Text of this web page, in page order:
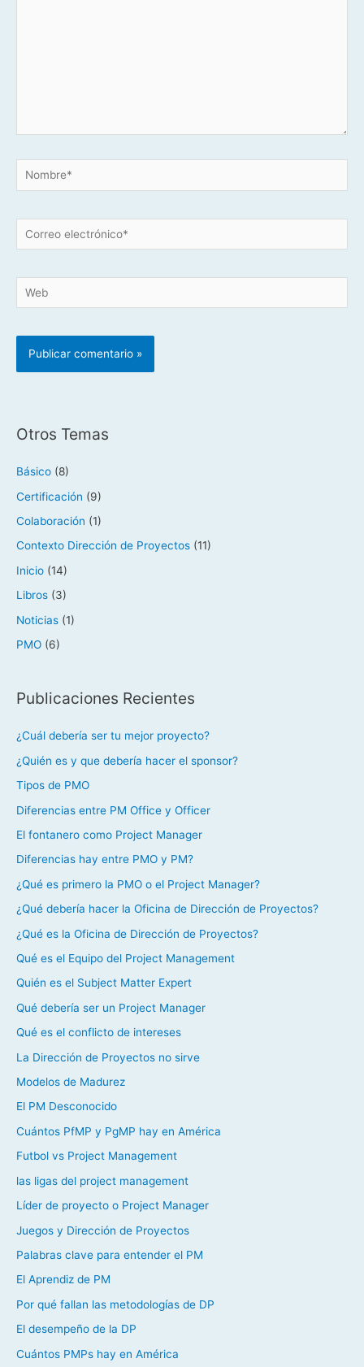
Nombre*
Correo
electrónico*
Web
Otros Temas
Básico (8)
Certificación (9)
Colaboración (1)
Contexto Dirección de Proyectos (11)
Inicio (14)
Libros (3)
Noticias (1)
PMO (6)
Publicaciones Recientes
¿Cuál debería ser tu mejor proyecto?
¿Quién es y que debería hacer el sponsor?
Tipos de PMO
Diferencias entre PM Office y Officer
El fontanero como Project Manager
Diferencias hay entre PMO y PM?
¿Qué es primero la PMO o el Project Manager?
¿Qué debería hacer la Oficina de Dirección de Proyectos?
¿Qué es la Oficina de Dirección de Proyectos?
Qué es el Equipo del Project Management
Quién es el Subject Matter Expert
Qué debería ser un Project Manager
Qué es el conflicto de intereses
La Dirección de Proyectos no sirve
Modelos de Madurez
El PM Desconocido
Cuántos PfMP y PgMP hay en América
Futbol vs Project Management
las ligas del project management
Líder de proyecto o Project Manager
Juegos y Dirección de Proyectos
Palabras clave para entender el PM
El Aprendiz de PM
Por qué fallan las metodologías de DP
El desempeño de la DP
Cuántos PMPs hay en América